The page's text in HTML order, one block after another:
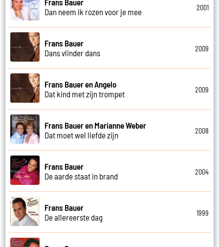
Dan neem ik rozen voor je mee
2001
Frans Bauer
Dans vlinder dans
2009
Frans Bauer en Angelo
Dat kind met zijn trompet
2009
Frans Bauer en Marianne Weber
Dat moet wel liefde zijn
2008
Frans Bauer
De aarde staat in brand
2004
Frans Bauer
De allereerste dag
1999